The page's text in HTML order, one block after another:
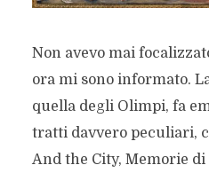
Non avevo mai
ora mi sono informato.
quella degli Olimpi, fa
tratti davvero peculiari,
And the City, Memorie